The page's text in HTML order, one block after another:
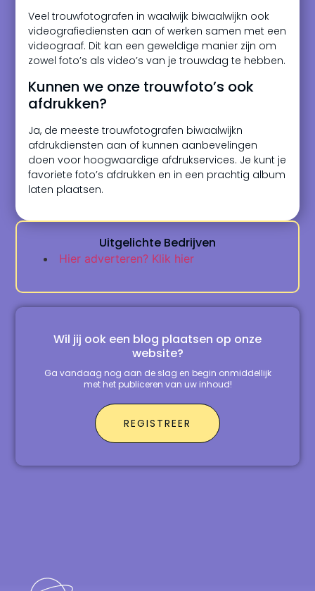
Veel trouwfotografen in waalwijk biwaalwijkn ook
videografiediensten aan of werken samen met een
videograaf. Dit kan een geweldige manier zijn om
zowel foto’s als video’s van je trouwdag te hebben.
Kunnen we onze trouwfoto’s ook
afdrukken?
Ja, de meeste trouwfotografen biwaalwijkn
afdrukdiensten aan of kunnen aanbevelingen
doen voor hoogwaardige afdrukservices. Je kunt je
favoriete foto’s afdrukken en in een prachtig album
laten plaatsen.
Uitgelichte Bedrijven
Hier adverteren? Klik hier
Wil jij ook een blog plaatsen op onze
website?
Ga vandaag nog aan de slag en begin onmiddellijk
met het publiceren van uw inhoud!
REGISTREER